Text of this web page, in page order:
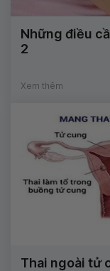
Những điều
2
Xem thêm
Thai ngoài tử